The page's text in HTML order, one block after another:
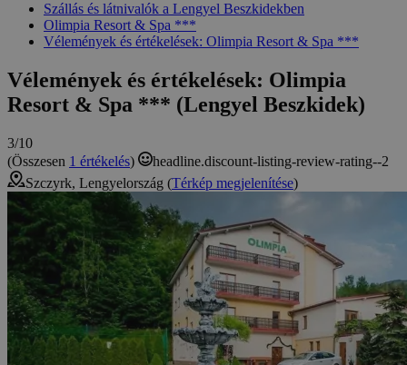
Szállás és látnivalók a Lengyel Beszkidekben
Olimpia Resort & Spa ***
Vélemények és értékelések: Olimpia Resort & Spa ***
Vélemények és értékelések: Olimpia
Resort & Spa *** (Lengyel Beszkidek)
3/10
(Összesen 1 értékelés)
headline.discount-listing-review-rating--2
Szczyrk, Lengyelország (Térkép megjelenítése)